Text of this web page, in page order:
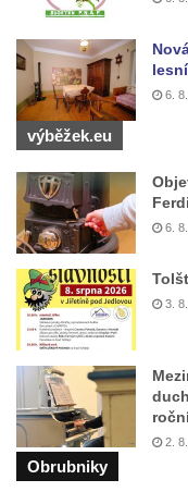
Labská vyhlídka v
Vyhlídka pod
Teplou
Vyhlídka Radovič u
Pozorovatelna pod
Bučiny u Velvar
Vyhlídka U
Vyhlídka Růženka
Kaňkovská vyhlídka
Rozhledna
Věž krále
Rozhledna Velký
Rozhledna
Rozhledna Na
Rozhledna Radejčín
6.
výběžek.eu
6.
3.
2.
Obrubniky